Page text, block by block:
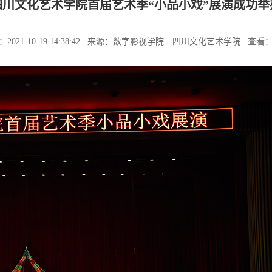
川文化艺术学院首届艺术季“小品小戏”展演成功举
2021-10-19 14:38:42 来源：数字影视学院—四川文化艺术学院 查看：